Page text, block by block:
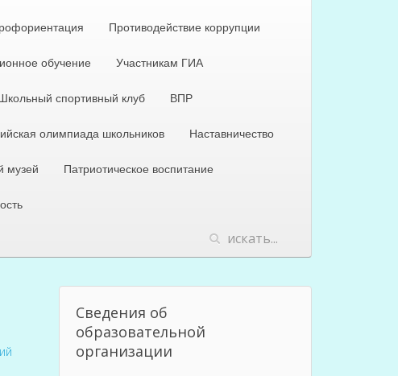
Противодействие коррупции
обучение Участникам ГИА
спортивный клуб ВПР
олимпиада школьников Наставничество
музей Патриотическое воспитание
Сведения об
образовательной
организации